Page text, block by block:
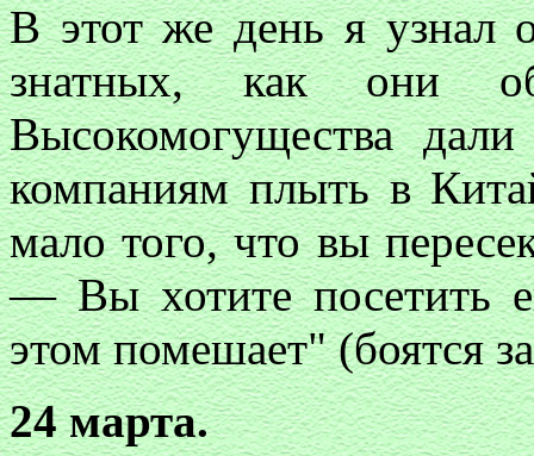
В этот же день я узнал
знатных, как они
Высокомогущества
компаниям плыть в
мало того, что вы
— Вы хотите посетить
этом помешает" (боятся
24 марта.